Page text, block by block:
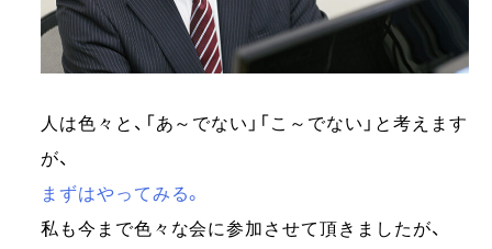
人は色々と、「あ～でない」「こ～でない」と考えます
が、
まずはやってみる。
私も今まで色々な会に参加させて頂きましたが、